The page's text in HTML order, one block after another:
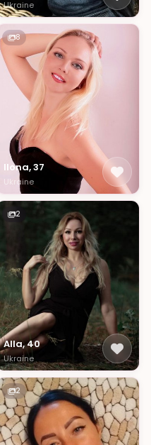
Ukraine
8
Ilona, 37
Ukraine
2
Alla, 40
Ukraine
2